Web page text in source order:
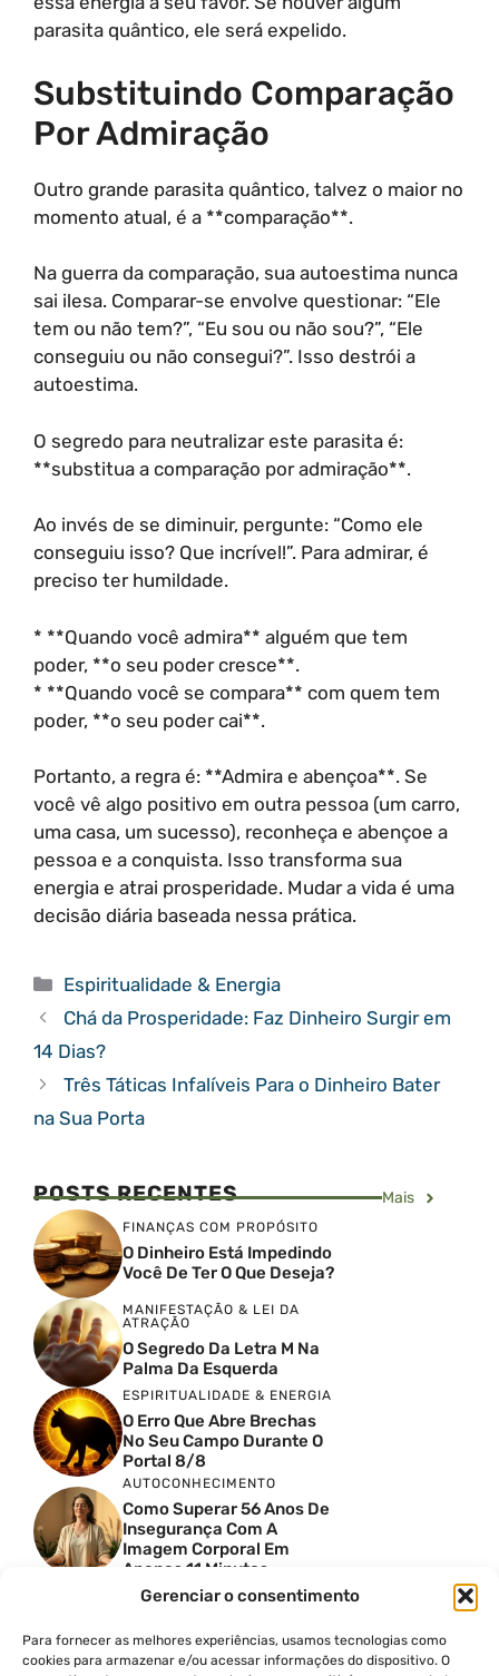
Gerenciar o consentimento
Para fornecer as melhores experiências, usamos tecnologias como
cookies para armazenar e/ou acessar informações do dispositivo. O
parasita quântico, ele será expelido.
Substituindo Comparação
Por Admiração
Outro grande parasita quântico, talvez o maior no
momento atual, é a **comparação**.
Na guerra da comparação, sua autoestima nunca
sai ilesa. Comparar-se envolve questionar: “Ele
tem ou não tem?”, “Eu sou ou não sou?”, “Ele
conseguiu ou não consegui?”. Isso destrói a
autoestima.
O segredo para neutralizar este parasita é:
**substitua a comparação por admiração**.
Ao invés de se diminuir, pergunte: “Como ele
conseguiu isso? Que incrível!”. Para admirar, é
preciso ter humildade.
* **Quando você admira** alguém que tem
poder, **o seu poder cresce**.
* **Quando você se compara** com quem tem
poder, **o seu poder cai**.
Portanto, a regra é: **Admira e abençoa**. Se
você vê algo positivo em outra pessoa (um carro,
uma casa, um sucesso), reconheça e abençoe a
pessoa e a conquista. Isso transforma sua
energia e atrai prosperidade. Mudar a vida é uma
decisão diária baseada nessa prática.
Categorias
Espiritualidade & Energia
Chá da Prosperidade: Faz Dinheiro Surgir em
14 Dias?
Três Táticas Infalíveis Para o Dinheiro Bater
na Sua Porta
POSTS RECENTES Mais
FINANÇAS COM PROPÓSITO
O Dinheiro Está Impedindo
Você De Ter O Que Deseja?
MANIFESTAÇÃO & LEI DA
ATRAÇÃO
O Segredo Da Letra M Na
Palma Da Esquerda
ESPIRITUALIDADE & ENERGIA
O Erro Que Abre Brechas
No Seu Campo Durante O
Portal 8/8
AUTOCONHECIMENTO
Como Superar 56 Anos De
Insegurança Com A
Imagem Corporal Em
Apenas 11 Minutos
AUTOCONHECIMENTO
Humanidade Foi
Escondido De Nós: Ele